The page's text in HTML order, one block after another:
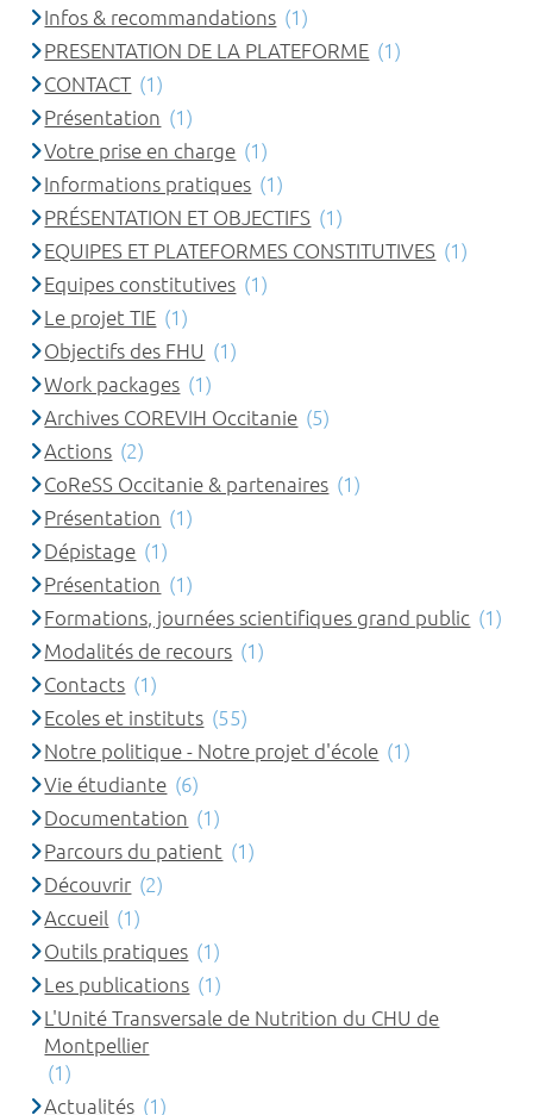
Infos & recommandations (1)
PRESENTATION DE LA PLATEFORME (1)
CONTACT (1)
Présentation (1)
Votre prise en charge (1)
Informations pratiques (1)
PRÉSENTATION ET OBJECTIFS (1)
EQUIPES ET PLATEFORMES CONSTITUTIVES (1)
Equipes constitutives (1)
Le projet TIE (1)
Objectifs des FHU (1)
Work packages (1)
Archives COREVIH Occitanie (5)
Actions (2)
CoReSS Occitanie & partenaires (1)
Présentation (1)
Dépistage (1)
Présentation (1)
Formations, journées scientifiques grand public (1)
Modalités de recours (1)
Contacts (1)
Ecoles et instituts (55)
Notre politique - Notre projet d'école (1)
Vie étudiante (6)
Documentation (1)
Parcours du patient (1)
Découvrir (2)
Accueil (1)
Outils pratiques (1)
Les publications (1)
L'Unité Transversale de Nutrition du CHU de
Montpellier
(1)
Actualités (1)